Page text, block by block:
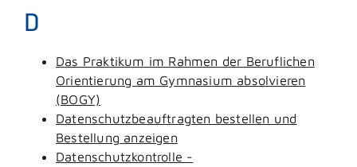
D
Das Praktikum im Rahmen der Beruflichen
Orientierung am Gymnasium absolvieren
(BOGY)
Datenschutzbeauftragten bestellen und
Bestellung anzeigen
Datenschutzkontrolle -